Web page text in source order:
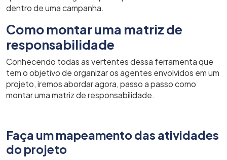
dentro de uma campanha.
Como montar uma matriz de
responsabilidade
Conhecendo todas as vertentes dessa ferramenta que
tem o objetivo de organizar os agentes envolvidos em um
projeto, iremos abordar agora, passo a passo como
montar uma matriz de responsabilidade.
Faça um mapeamento das atividades
do projeto